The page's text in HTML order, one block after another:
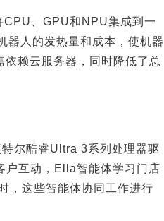
、GPU和NPU集成到一
器人的发热量和成本，使机器
赖云服务器，同时降低了总
尔酷睿Ultra 3系列处理器驱
户互动，Ella智能体学习门店
，这些智能体协同工作进行